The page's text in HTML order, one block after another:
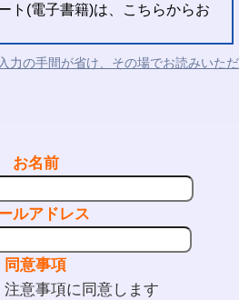
ト(電子書籍)は、こちらからお
力の手間が省け、その場でお読みいただ
お名前
ルアドレス
同意事項
意事項に同意します